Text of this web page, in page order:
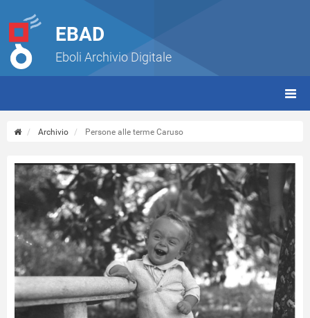
EBAD
Eboli Archivio Digitale
Archivio Persone alle terme Caruso